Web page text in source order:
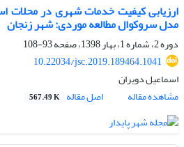
ارزیابی کیفیت خدمات شهری در محلات
مدل سروکوال مطالعه موردی: شهر زنجان
دوره 2، شماره 1، بهار 1398، صفحه
93-108
10.22034/jsc.2019.189464.1041
اسماعیل دویران
مشاهده مقاله
اصل مقاله 567.49 K